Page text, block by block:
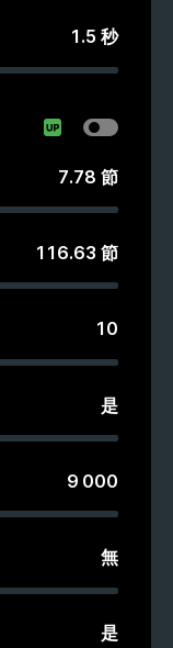
1.5 秒
7.78 節
116.63 節
10
是
9 000
無
是